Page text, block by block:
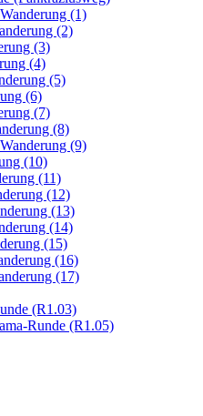
(1)
(2)
(3)
(4)
(5)
(6)
(7)
(8)
(9)
(10)
(11)
(12)
(13)
(14)
(15)
(16)
(17)
(R1.03)
Runde (R1.05)